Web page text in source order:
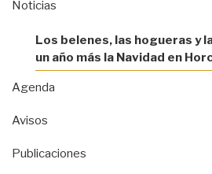
Noticias
Los belenes, las hogueras y
un año más la Navidad en
Agenda
Avisos
Publicaciones